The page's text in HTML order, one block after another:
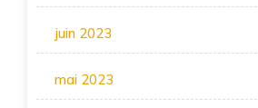
juin 2023
mai 2023